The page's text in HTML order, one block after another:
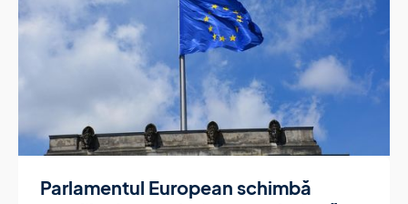
Parlamentul European schimbă